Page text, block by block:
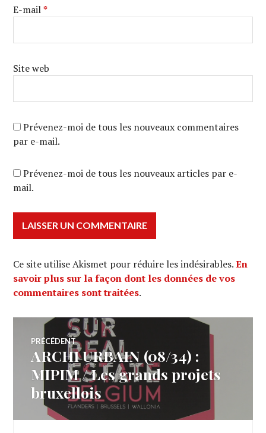
E-mail*
Site web
Prévenez-moi de tous les nouveaux commentaires
par e-mail.
Prévenez-moi de tous les nouveaux articles par e-
mail.
Ce site utilise Akismet pour réduire les indésirables.En
savoir plus sur la façon dont les données de vos
commentaires sont traitées.
Navigation
de
l’article
PRÉCÉDENT
Article
précédent :
ARCHI URBAIN (08/34) :
MIPIM / Les grands projets
bruxellois